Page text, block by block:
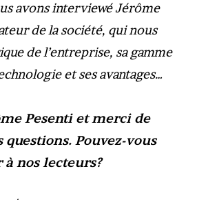
avons interviewé Jérôme
de la société, qui nous
de l’entreprise, sa gamme
et ses avantages…
Pesenti et merci de
questions. Pouvez-vous
à nos lecteurs?